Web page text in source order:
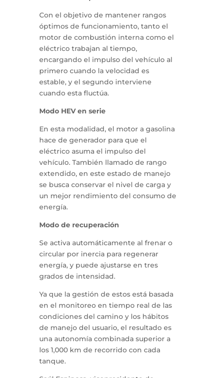
Con el objetivo de mantener rangos
óptimos de funcionamiento, tanto el
motor de combustión interna como el
eléctrico trabajan al tiempo,
encargando el impulso del vehículo al
primero cuando la velocidad es
estable, y el segundo interviene
cuando esta fluctúa.
Modo HEV en serie
En esta modalidad, el motor a gasolina
hace de generador para que el
eléctrico asuma el impulso del
vehículo. También llamado de rango
extendido, en este estado de manejo
se busca conservar el nivel de carga y
un mejor rendimiento del consumo de
energía.
Modo de recuperación
Se activa automáticamente al frenar o
circular por inercia para regenerar
energía, y puede ajustarse en tres
grados de intensidad.
Ya que la gestión de estos está basada
en el monitoreo en tiempo real de las
condiciones del camino y los hábitos
de manejo del usuario, el resultado es
una autonomía combinada superior a
los 1,000 km de recorrido con cada
tanque.